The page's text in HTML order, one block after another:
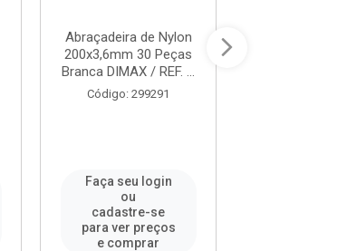
Abraçadeira de Nylon
200x3,6mm 30 Peças
Branca DIMAX / REF. ...
Código: 299291
Faça seu login
ou
cadastre-se
para ver preços
e comprar